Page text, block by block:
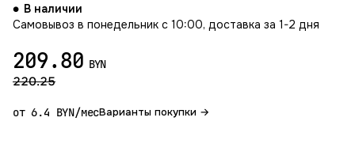
В наличии
Самовывоз в понедельник с 10:00, доставка за 1-2 дня
209.80 BYN
220.25
от 6.4 BYN/месВарианты покупки →